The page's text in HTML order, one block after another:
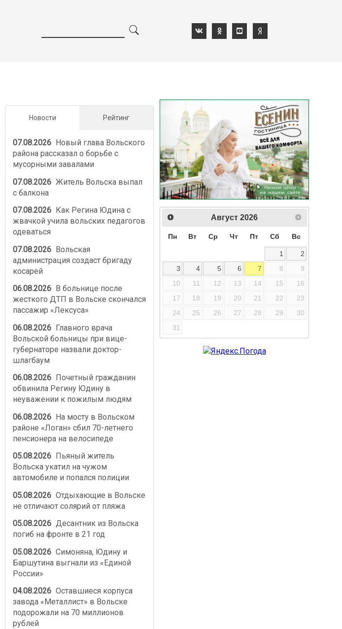
Новости Рейтинг
07.08.2026 Новый глава Вольского
района рассказал о борьбе с
мусорными завалами
07.08.2026 Житель Вольска выпал
с балкона
07.08.2026
Как Регина Юдина с
жвачкой учила вольских педагогов
одеваться
07.08.2026 Вольская
администрация создаст бригаду
косарей
06.08.2026
В больнице после
жесткого ДТП в Вольске скончался
пассажир «Лексуса»
06.08.2026 Главного врача
Вольской больницы при вице-
губернаторе назвали доктор-
шлагбаум
06.08.2026
Почетный гражданин
обвинила Регину Юдину в
неуважении к пожилым людям
06.08.2026 На мосту в Вольском
районе «Логан» сбил 70-летнего
пенсионера на велосипеде
05.08.2026
Пьяный житель
Вольска укатил на чужом
автомобиле и попался полиции
05.08.2026 Отдыхающие в Вольске
не отличают солярий от пляжа
05.08.2026 Десантник из Вольска
погиб на фронте в 21 год
05.08.2026 Симоняна, Юдину и
Баршутина выгнали из «Единой
России»
04.08.2026 Оставшиеся корпуса
завода «Металлист» в Вольске
подорожали на 70 миллионов
рублей
Август 2026
Пн Вт Ср Чт Пт Сб Вс
1
2
3
4 5 6 7 8
9
10
11 12 13 14 15
16
17
18 19 20 21 22
23
24
25 26 27 28 29
30
31